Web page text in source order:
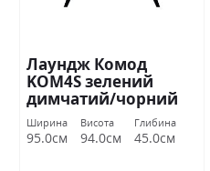
Лаундж Комод
KOM4S зелений
димчатий/чорний
БРВ Україна
Ширина
95.0см
Висота
94.0см
Глибина
45.0см